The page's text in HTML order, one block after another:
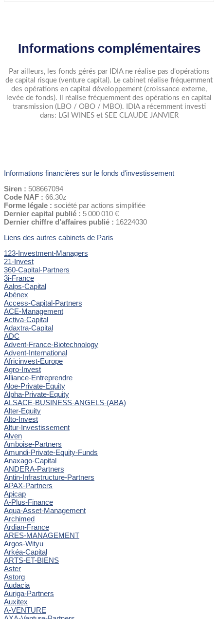
Informations complémentaires
Par ailleurs, les fonds gérés par IDIA ne réalise pas d'opérations
de capital risque (venture capital). Le cabinet réalise fréquemment
des opérations en capital développement (croissance externe,
levée de fonds). Il réalise fréquemment des opérations en capital
transmission (LBO / OBO / MBO). IDIA a récemment investi
dans: LGI WINES et SEE CLAUDE JANVIER
Informations financières sur le fonds d'investissement
Siren : 508667094
Code NAF : 66.30z
Forme légale : société par actions simplifiée
Dernier capital publié : 5 000 010 €
Dernier chiffre d’affaires publié : 16224030
Liens des autres cabinets de Paris
123-Investment-Managers
21-Invest
360-Capital-Partners
3i-France
Aalps-Capital
Abénex
Access-Capital-Partners
ACE-Management
Activa-Capital
Adaxtra-Capital
ADC
Advent-France-Biotechnology
Advent-International
Africinvest-Europe
Agro-Invest
Alliance-Entreprendre
Aloe-Private-Equity
Alpha-Private-Equity
ALSACE-BUSINESS-ANGELS-(ABA)
Alter-Equity
Alto-Invest
Altur-Investissement
Alven
Amboise-Partners
Amundi-Private-Equity-Funds
Anaxago-Capital
ANDERA-Partners
Antin-Infrastructure-Partners
APAX-Partners
Apicap
A-Plus-Finance
Aqua-Asset-Management
Archimed
Ardian-France
ARES-MANAGEMENT
Argos-Wityu
Arkéa-Capital
ARTS-ET-BIENS
Aster
Astorg
Audacia
Auriga-Partners
Auxitex
A-VENTURE